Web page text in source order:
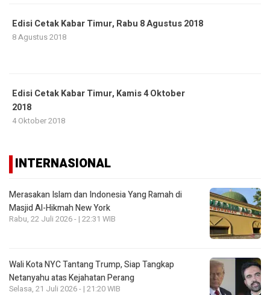
Edisi Cetak Kabar Timur, Rabu 8 Agustus 2018
8 Agustus 2018
Edisi Cetak Kabar Timur, Kamis 4 Oktober
2018
4 Oktober 2018
INTERNASIONAL
Merasakan Islam dan Indonesia Yang Ramah di
Masjid Al-Hikmah New York
Rabu, 22 Juli 2026 - | 22:31 WIB
Wali Kota NYC Tantang Trump, Siap Tangkap
Netanyahu atas Kejahatan Perang
Selasa, 21 Juli 2026 - | 21:20 WIB